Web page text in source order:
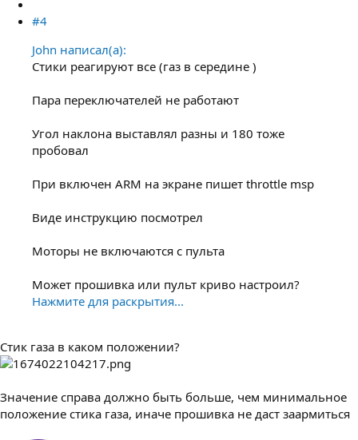
#4
John написал(а):
Стики реагируют все (газ в середине )
Пара переключателей не работают
Угол наклона выставлял разны и 180 тоже
пробовал
При включен ARM на экране пишет throttle msp
Виде инструкцию посмотрел
Моторы не включаются с пульта
Может прошивка или пульт криво настроил?
Нажмите для раскрытия...
Стик газа в каком положении?
Значение справа должно быть больше, чем минимальное
положение стика газа, иначе прошивка не даст заармиться